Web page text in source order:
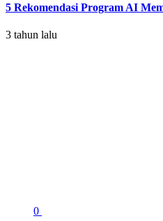
5 Rekomendasi Program AI
3 tahun lalu
0